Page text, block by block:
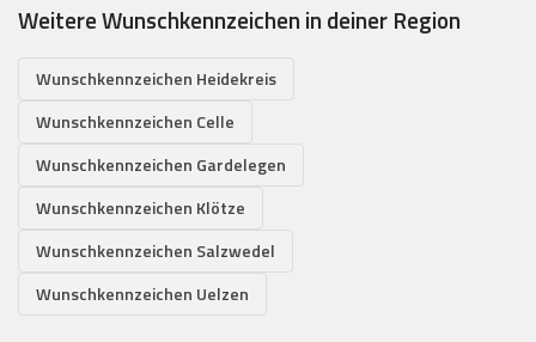
Weitere Wunschkennzeichen in deiner Region
Wunschkennzeichen Heidekreis
Wunschkennzeichen Celle
Wunschkennzeichen Gardelegen
Wunschkennzeichen Klötze
Wunschkennzeichen Salzwedel
Wunschkennzeichen Uelzen